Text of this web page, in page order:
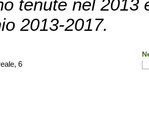
tenute nel 2013
2013-2017.
6